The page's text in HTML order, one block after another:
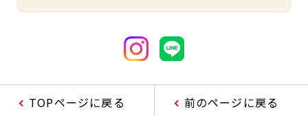
TOPページに戻る 前のページに戻る